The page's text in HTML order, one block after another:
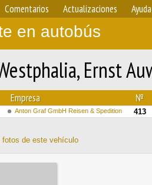
Comentarios Actualizaciones Ayuda
en autobús
Ernst
Empresa №
Anton Graf GmbH Reisen & Spedition 413
fotos de este vehículo